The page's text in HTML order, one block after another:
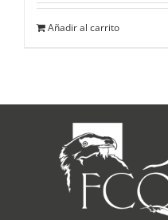
Añadir al carrito